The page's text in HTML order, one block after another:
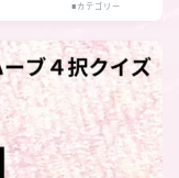
■カテゴリー